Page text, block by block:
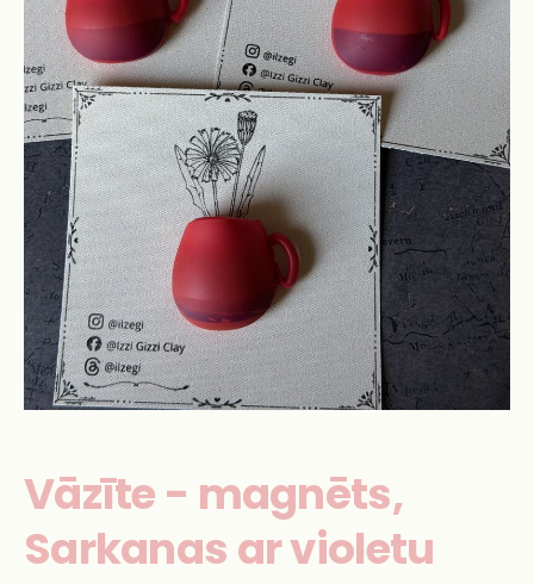
Vāzīte - magnēts,
Sarkanas ar violetu